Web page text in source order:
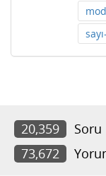
sayı-
20,359 Soru
73,672